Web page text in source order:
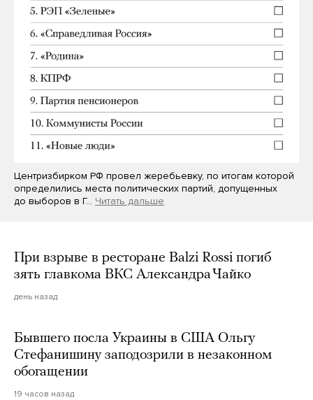
Центризбирком РФ провел жеребьевку, по итогам которой
определились места политических партий, допущенных
до выборов в Г… Читать дальше
При взрыве в ресторане Balzi Rossi погиб
зять главкома ВКС Александра Чайко
день назад
Бывшего посла Украины в США Ольгу
Стефанишину заподозрили в незаконном
обогащении
19 часов назад